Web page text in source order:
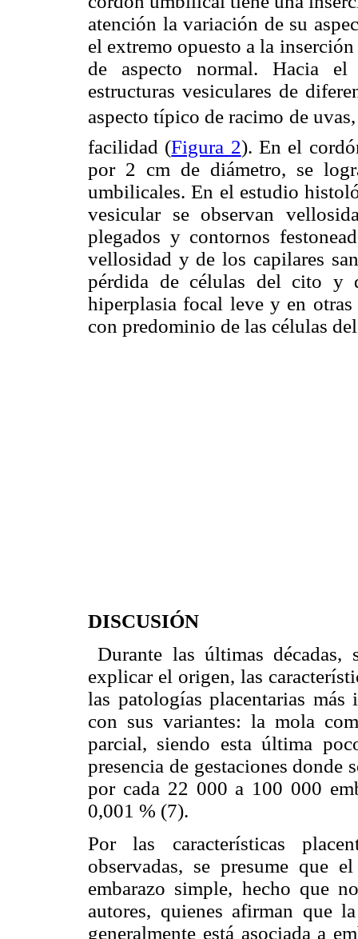
atención la variación de su
el extremo opuesto a la
de aspecto normal. Hacia el
estructuras vesiculares de
aspecto típico de racimo de
facilidad (Figura 2). En el
por 2 cm de diámetro, se
umbilicales. En el estudio
vesicular se observan
plegados y contornos
vellosidad y de los capilares
pérdida de células del cito y
hiperplasia focal leve y en
con predominio de las células
DISCUSIÓN
Durante las últimas décadas,
explicar el origen, las
las patologías placentarias
con sus variantes: la mola
parcial, siendo esta última
presencia de gestaciones donde
por cada 22 000 a 100 000
0,001 % (7).
Por las características
observadas, se presume que
embarazo simple, hecho que
autores, quienes afirman que
generalmente está asociada a